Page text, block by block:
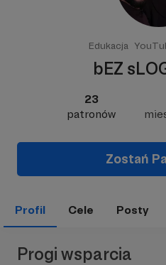
Edukacja
bEZ
23
patronów
Zostań
Profil Cele Posty
Progi wsparcia